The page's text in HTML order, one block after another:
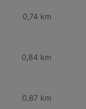
0,74 km
0,84 km
0,87 km